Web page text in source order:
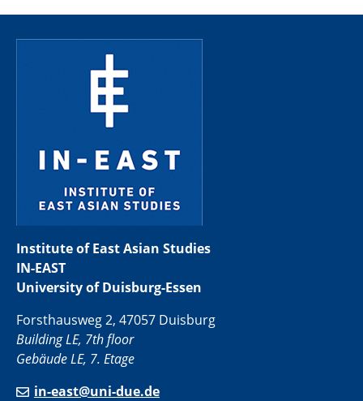
Institute of East Asian Studies
IN-EAST
University of Duisburg-Essen
Forsthausweg 2, 47057 Duisburg
Building LE, 7th floor
Gebäude LE, 7. Etage
in-east@uni-due.de